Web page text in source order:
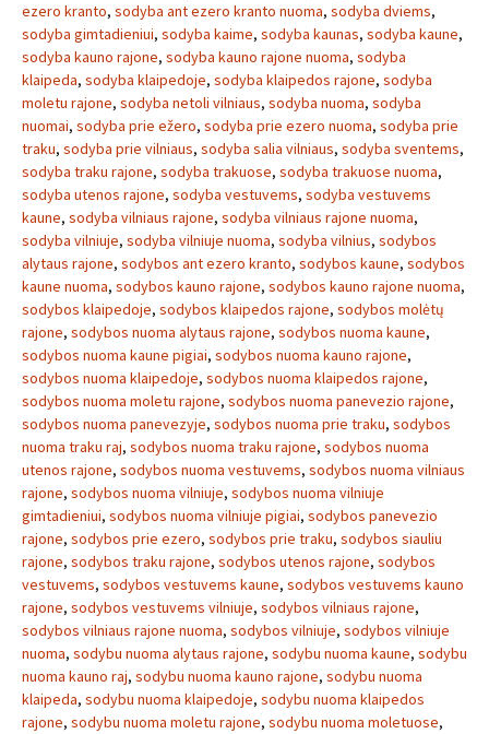
ezero kranto, sodyba ant ezero kranto nuoma, sodyba dviems,
sodyba gimtadieniui, sodyba kaime, sodyba kaunas, sodyba kaune,
sodyba kauno rajone, sodyba kauno rajone nuoma, sodyba
klaipeda, sodyba klaipedoje, sodyba klaipedos rajone, sodyba
moletu rajone, sodyba netoli vilniaus, sodyba nuoma, sodyba
nuomai, sodyba prie ežero, sodyba prie ezero nuoma, sodyba prie
traku, sodyba prie vilniaus, sodyba salia vilniaus, sodyba sventems,
sodyba traku rajone, sodyba trakuose, sodyba trakuose nuoma,
sodyba utenos rajone, sodyba vestuvems, sodyba vestuvems
kaune, sodyba vilniaus rajone, sodyba vilniaus rajone nuoma,
sodyba vilniuje, sodyba vilniuje nuoma, sodyba vilnius, sodybos
alytaus rajone, sodybos ant ezero kranto, sodybos kaune, sodybos
kaune nuoma, sodybos kauno rajone, sodybos kauno rajone nuoma,
sodybos klaipedoje, sodybos klaipedos rajone, sodybos molėtų
rajone, sodybos nuoma alytaus rajone, sodybos nuoma kaune,
sodybos nuoma kaune pigiai, sodybos nuoma kauno rajone,
sodybos nuoma klaipedoje, sodybos nuoma klaipedos rajone,
sodybos nuoma moletu rajone, sodybos nuoma panevezio rajone,
sodybos nuoma panevezyje, sodybos nuoma prie traku, sodybos
nuoma traku raj, sodybos nuoma traku rajone, sodybos nuoma
utenos rajone, sodybos nuoma vestuvems, sodybos nuoma vilniaus
rajone, sodybos nuoma vilniuje, sodybos nuoma vilniuje
gimtadieniui, sodybos nuoma vilniuje pigiai, sodybos panevezio
rajone, sodybos prie ezero, sodybos prie traku, sodybos siauliu
rajone, sodybos traku rajone, sodybos utenos rajone, sodybos
vestuvems, sodybos vestuvems kaune, sodybos vestuvems kauno
rajone, sodybos vestuvems vilniuje, sodybos vilniaus rajone,
sodybos vilniaus rajone nuoma, sodybos vilniuje, sodybos vilniuje
nuoma, sodybu nuoma alytaus rajone, sodybu nuoma kaune, sodybu
nuoma kauno raj, sodybu nuoma kauno rajone, sodybu nuoma
klaipeda, sodybu nuoma klaipedoje, sodybu nuoma klaipedos
rajone, sodybu nuoma moletu rajone, sodybu nuoma moletuose,